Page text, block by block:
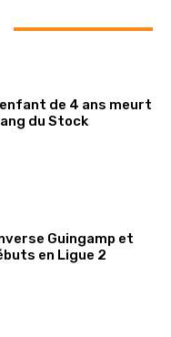
de 4 ans meurt
du Stock
Guingamp et
en Ligue 2